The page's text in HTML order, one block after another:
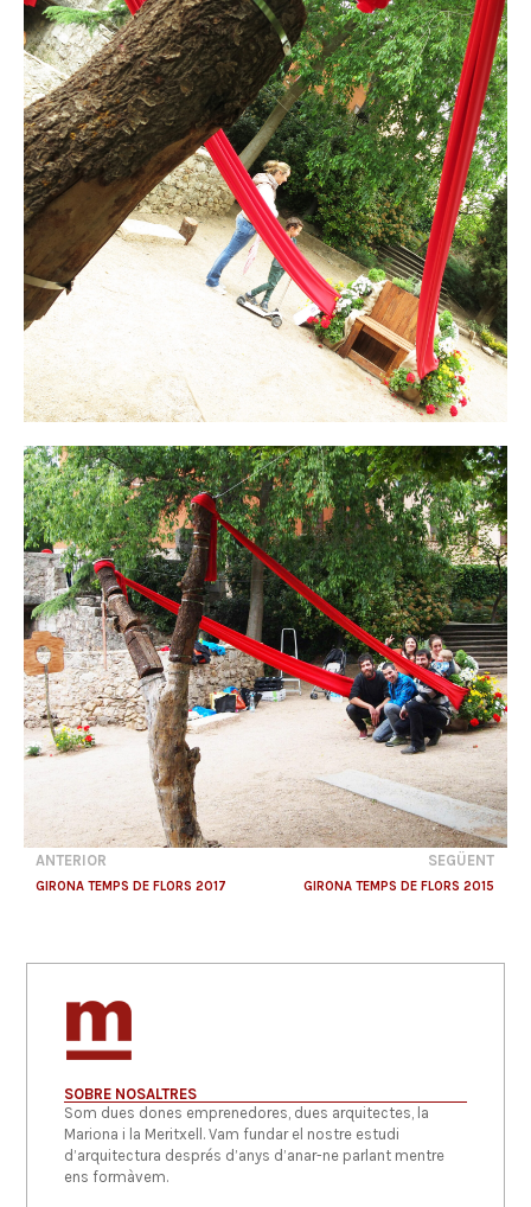
ANTERIOR
GIRONA TEMPS DE FLORS 2017
SEGÜENT
GIRONA TEMPS DE FLORS 2015
SOBRE NOSALTRES
Som dues dones emprenedores, dues arquitectes, la
Mariona i la Meritxell. Vam fundar el nostre estudi
d’arquitectura després d’anys d’anar-ne parlant mentre
ens formàvem.